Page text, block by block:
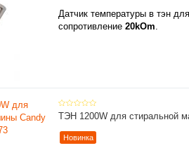
Датчик температуры в тэн
сопротивление 20kOm.
ТЭН 1200W для стиральной
Новинка